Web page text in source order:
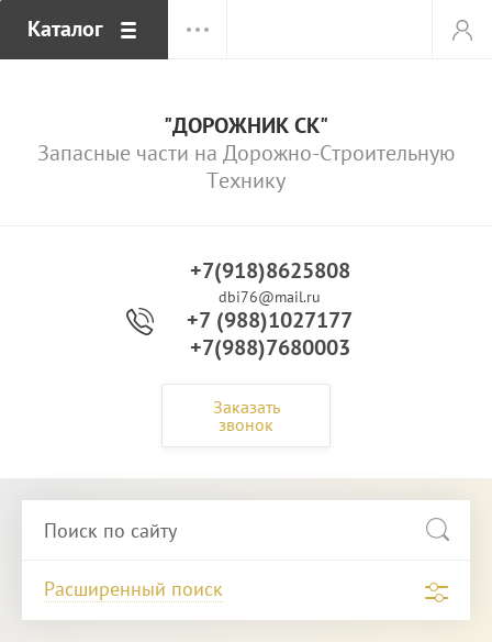
Каталог
"ДОРОЖНИК СК"
Запасные части на Дорожно-Строительную
Технику
+7(918)8625808
dbi76@mail.ru
+7 (988)1027177
+7(988)7680003
Заказать
звонок
Расширенный поиск